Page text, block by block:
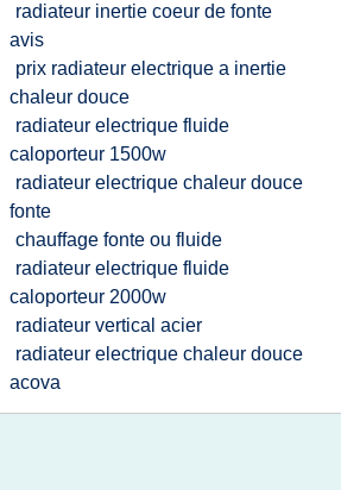
radiateur inertie coeur de fonte
avis
prix radiateur electrique a inertie
chaleur douce
radiateur electrique fluide
caloporteur 1500w
radiateur electrique chaleur douce
fonte
chauffage fonte ou fluide
radiateur electrique fluide
caloporteur 2000w
radiateur vertical acier
radiateur electrique chaleur douce
acova